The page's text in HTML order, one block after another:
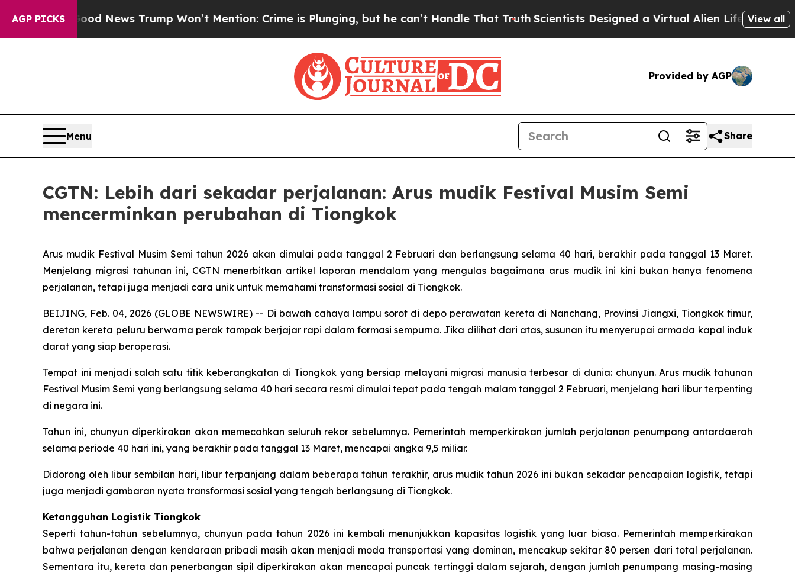
AGP PICKS
Good News Trump Won’t Mention: Crime is Plunging, but he can’t Handle That TruthScientists Designed a Virtual Alien Lifeform to Hunt for
View all
Provided by AGP
Menu Share
CGTN: Lebih dari sekadar perjalanan: Arus mudik Festival Musim Semi
mencerminkan perubahan di Tiongkok
Arus mudik Festival Musim Semi tahun 2026 akan dimulai pada tanggal 2 Februari dan berlangsung selama 40 hari, berakhir pada tanggal 13 Maret.
Menjelang migrasi tahunan ini, CGTN menerbitkan artikel laporan mendalam yang mengulas bagaimana arus mudik ini kini bukan hanya fenomena
perjalanan, tetapi juga menjadi cara unik untuk memahami transformasi sosial di Tiongkok.
BEIJING, Feb. 04, 2026 (GLOBE NEWSWIRE) -- Di bawah cahaya lampu sorot di depo perawatan kereta di Nanchang, Provinsi Jiangxi, Tiongkok timur,
deretan kereta peluru berwarna perak tampak berjajar rapi dalam formasi sempurna. Jika dilihat dari atas, susunan itu menyerupai armada kapal induk
darat yang siap beroperasi.
Tempat ini menjadi salah satu titik keberangkatan di Tiongkok yang bersiap melayani migrasi manusia terbesar di dunia: chunyun. Arus mudik tahunan
Festival Musim Semi yang berlangsung selama 40 hari secara resmi dimulai tepat pada tengah malam tanggal 2 Februari, menjelang hari libur terpenting
di negara ini.
Tahun ini, chunyun diperkirakan akan memecahkan seluruh rekor sebelumnya. Pemerintah memperkirakan jumlah perjalanan penumpang antardaerah
selama periode 40 hari ini, yang berakhir pada tanggal 13 Maret, mencapai angka 9,5 miliar.
Didorong oleh libur sembilan hari, libur terpanjang dalam beberapa tahun terakhir, arus mudik tahun 2026 ini bukan sekadar pencapaian logistik, tetapi
juga menjadi gambaran nyata transformasi sosial yang tengah berlangsung di Tiongkok.
Ketangguhan Logistik Tiongkok
Seperti tahun-tahun sebelumnya, chunyun pada tahun 2026 ini kembali menunjukkan kapasitas logistik yang luar biasa. Pemerintah memperkirakan
bahwa perjalanan dengan kendaraan pribadi masih akan menjadi moda transportasi yang dominan, mencakup sekitar 80 persen dari total perjalanan.
Sementara itu, kereta dan penerbangan sipil diperkirakan akan mencapai puncak tertinggi dalam sejarah, dengan jumlah penumpang masing-masing